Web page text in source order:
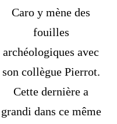
Caro y mène des
fouilles
archéologiques avec
son collègue Pierrot.
Cette dernière a
grandi dans ce même